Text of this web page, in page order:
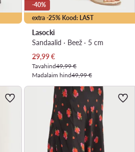
extra -25% Kood: LAST
-40%
Lasocki
Sandaalid · Beež · 5 cm
Praegune hind
29,99€
Tavahind49,99 €
Madalaim hind49,99 €